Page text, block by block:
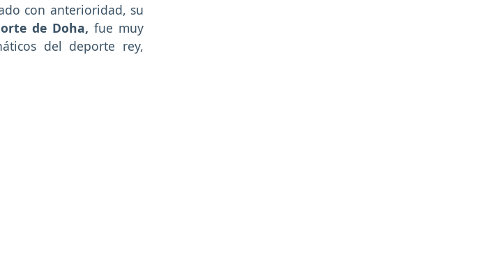
con anterioridad, su
de Doha, fue muy
del deporte rey,